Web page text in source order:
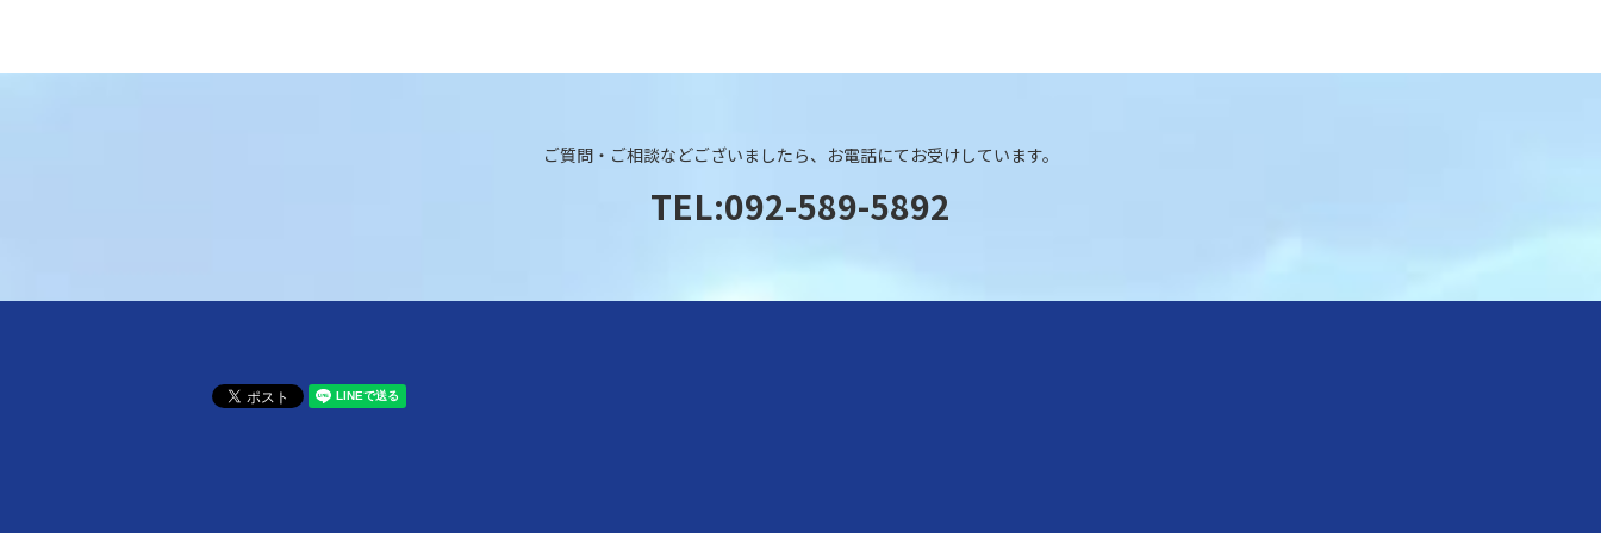
ご質問・ご相談などございましたら、お電話にてお受けしています。
TEL:092-589-5892